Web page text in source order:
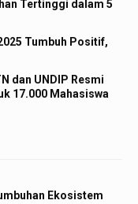
Tertinggi dalam 5
Tumbuh Positif,
dan UNDIP Resmi
17.000 Mahasiswa
Ekosistem